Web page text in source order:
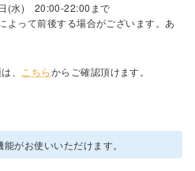
(水) 20:00-22:00まで
よって前後する場合がございます。あ
、 こちらからご確認頂けます。
がお使いいただけます。